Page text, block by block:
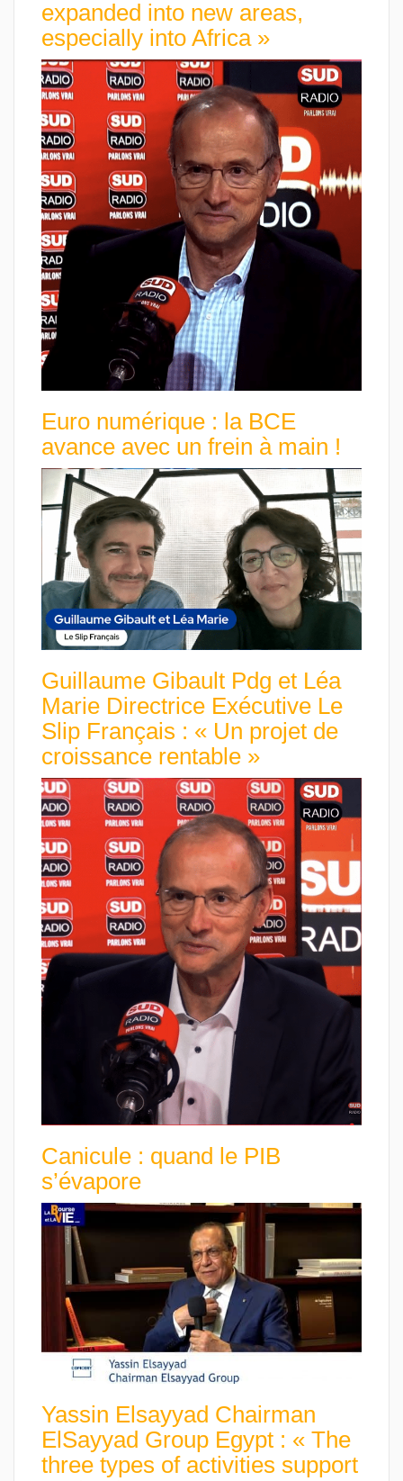
expanded into new areas,
especially into Africa »
Euro numérique : la BCE
avance avec un frein à main !
Guillaume Gibault Pdg et Léa
Marie Directrice Exécutive Le
Slip Français : « Un projet de
croissance rentable »
Canicule : quand le PIB
s’évapore
Yassin Elsayyad Chairman
ElSayyad Group Egypt : « The
three types of activities support